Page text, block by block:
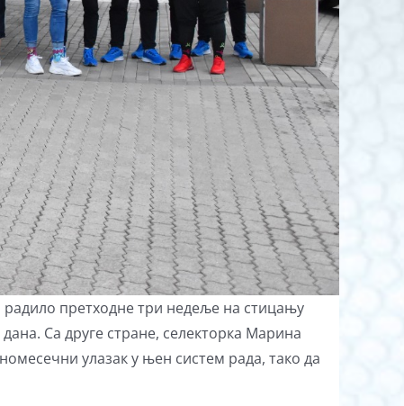
претходне три недеље на стицању
Са друге стране, селекторка Марина
улазак у њен систем рада, тако да